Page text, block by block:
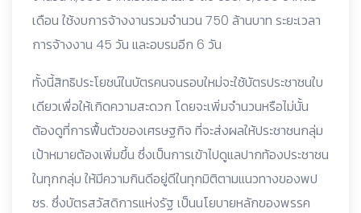
เดือน ใช้งบการจ้างงานรวมจำนวน 750 ล้านบาท ระยะเวลา
การจ้างงาน 45 วัน และอบรมอีก 6 วัน
ทั้งนี้สิทธิประโยชน์ในบัตรคนจนรอบใหม่จะใช้บัตรประชาชนใบ
เดียวเพื่อให้เกิดความสะดวก โดยจะเพิ่มจำนวนหรือไม่นั้น
ต้องดูที่การฟื้นตัวของเศรษฐกิจ ที่จะส่งผลให้ประชาชนกลุ่ม
เป้าหมายต้องเพิ่มขึ้น ซึ่งเป็นการเข้าไปดูแลปากท้องประชาชน
ในทุกกลุ่ม ให้มีความกินดีอยู่ดีในทุกมิติตามแนวทางของพป
ชร. ซึ่งบัตรสวัสดิการแห่งรัฐ เป็นนโยบายหลักของพรรค